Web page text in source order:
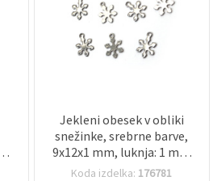
Jekleni obesek v obliki
snežinke, srebrne barve,
9x12x1 mm, luknja: 1 mm
– 20 kosov
Koda izdelka: 176781